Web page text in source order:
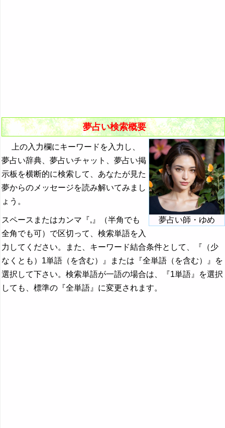
夢占い検索概要
夢占い師・ゆめ
上の入力欄にキーワードを入力し、
夢占い辞典、夢占いチャット、夢占い掲
示板を横断的に検索して、あなたが見た
夢からのメッセージを読み解いてみまし
ょう。
スペースまたはカンマ『,』（半角でも
全角でも可）で区切って、検索単語を入
力してください。また、キーワード結合条件として、『（少
なくとも）1単語（を含む）』または『全単語（を含む）』を
選択して下さい。検索単語が一語の場合は、『1単語』を選択
しても、標準の『全単語』に変更されます。